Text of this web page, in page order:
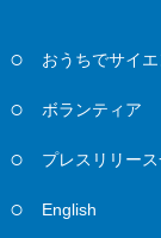
おうちでサイエ
ボランティア
プレスリリー
English